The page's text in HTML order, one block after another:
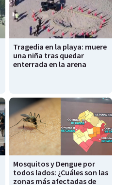
Tragedia en la playa: muere
una niña tras quedar
enterrada en la arena
Mosquitos y Dengue por
todos lados: ¿Cuáles son las
zonas más afectadas de